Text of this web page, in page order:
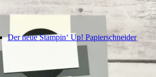
Der neue Stampin‘ Up! Papierschneider